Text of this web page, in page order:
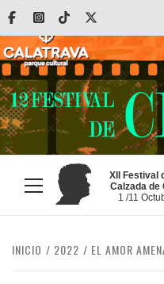
Saltar
contenido
FacebookInstagram
Tiktok
Menú
principal
XII Festival
Calzada de
1 /11
INICIO 2022 EL AMOR